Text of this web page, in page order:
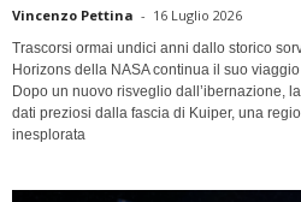
Vincenzo Pettina - 16 Luglio 2026
Trascorsi ormai undici anni dallo storico
Horizons della NASA continua il suo
Dopo un nuovo risveglio dall’ibernazione,
dati preziosi dalla fascia di Kuiper, una
inesplorata